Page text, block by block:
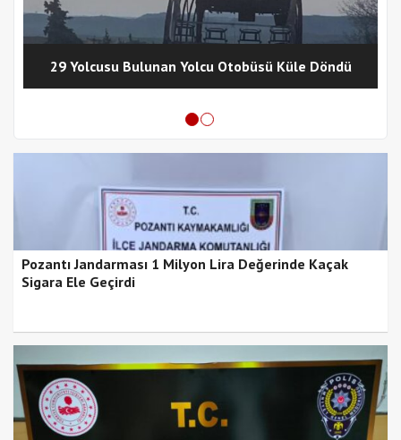
29 Yolcusu Bulunan Yolcu Otobüsü Küle Döndü
Pozantı Jandarması 1 Milyon Lira Değerinde Kaçak
Sigara Ele Geçirdi